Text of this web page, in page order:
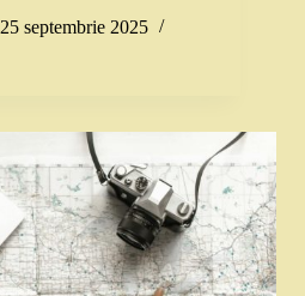
25 septembrie 2025